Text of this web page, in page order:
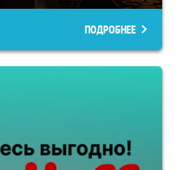
ПОДРОБНЕЕ